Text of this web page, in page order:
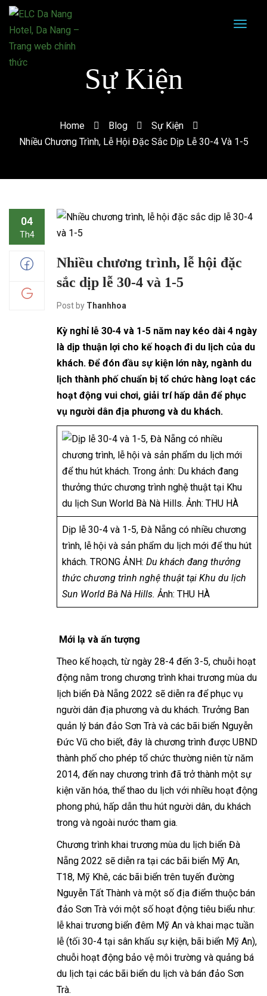
Sự Kiện
Home Blog
Sự Kiện
Nhiều Chương Trình, Lễ Hội Đặc Sắc Dịp Lễ 30-4 Và 1-5
04
Th4
Nhiều chương trình, lễ hội đặc
sắc dịp lễ 30-4 và 1-5
Post by Thanhhoa
Kỳ nghỉ lễ 30-4 và 1-5 năm nay kéo dài 4 ngày
là dịp thuận lợi cho kế hoạch đi du lịch của du
khách. Để đón đầu sự kiện lớn này, ngành du
lịch thành phố chuẩn bị tổ chức hàng loạt các
hoạt động vui chơi, giải trí hấp dẫn để phục
vụ người dân địa phương và du khách.
Dịp lễ 30-4 và 1-5, Đà Nẵng có nhiều chương
trình, lễ hội và sản phẩm du lịch mới để thu hút
khách. TRONG ẢNH: Du khách đang thưởng
thức chương trình nghệ thuật tại Khu du lịch
Sun World Bà Nà Hills. Ảnh: THU HÀ
Mới lạ và ấn tượng
Theo kế hoạch, từ ngày 28-4 đến 3-5, chuỗi hoạt
động nằm trong chương trình khai trương mùa du
lịch biển Đà Nẵng 2022 sẽ diễn ra để phục vụ
người dân địa phương và du khách. Trưởng Ban
quản lý bán đảo Sơn Trà và các bãi biển Nguyễn
Đức Vũ cho biết, đây là chương trình được UBND
thành phố cho phép tổ chức thường niên từ năm
2014, đến nay chương trình đã trở thành một sự
kiện văn hóa, thể thao du lịch với nhiều hoạt động
phong phú, hấp dẫn thu hút người dân, du khách
trong và ngoài nước tham gia.
Chương trình khai trương mùa du lịch biển Đà
Nẵng 2022 sẽ diễn ra tại các bãi biển Mỹ An,
T18, Mỹ Khê, các bãi biển trên tuyến đường
Nguyễn Tất Thành và một số địa điểm thuộc bán
đảo Sơn Trà với một số hoạt động tiêu biểu như:
lễ khai trương biển đêm Mỹ An và khai mạc tuần
lễ (tối 30-4 tại sân khấu sự kiện, bãi biển Mỹ An),
chuỗi hoạt động bảo vệ môi trường và quảng bá
du lịch tại các bãi biển du lịch và bán đảo Sơn
Trà.